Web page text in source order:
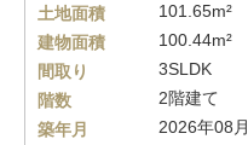
土地面積
101.65m²
建物面積
100.44m²
間取り
3SLDK
階数
2階建て
築年月
2026年08月